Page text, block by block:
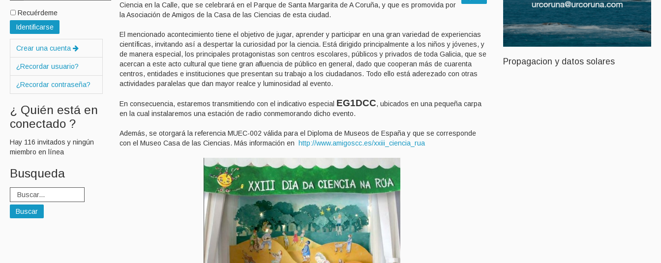
Recuérdeme
Identificarse
Crear una cuenta
¿Recordar usuario?
¿Recordar contraseña?
¿ Quién está en
conectado ?
Hay 116 invitados y ningún
miembro en línea
Busqueda
Buscar
Ciencia en la Calle, que se celebrará en el Parque de Santa Margarita de A Coruña, y que es promovida por
la Asociación de Amigos de la Casa de las Ciencias de esta ciudad.
El mencionado acontecimiento tiene el objetivo de jugar, aprender y participar en una gran variedad de experiencias
científicas, invitando así a despertar la curiosidad por la ciencia. Está dirigido principalmente a los niños y jóvenes, y
de manera especial, los principales protagonistas son centros escolares, públicos y privados de toda Galicia, que se
acercan a este acto cultural que tiene gran afluencia de público en general, dado que cooperan más de cuarenta
centros, entidades e instituciones que presentan su trabajo a los ciudadanos. Todo ello está aderezado con otras
actividades paralelas que dan mayor realce y luminosidad al evento.
En consecuencia, estaremos transmitiendo con el indicativo especial EG1DCC, ubicados en una pequeña carpa
en la cual instalaremos una estación de radio conmemorando dicho evento.
Además, se otorgará la referencia MUEC-002 válida para el Diploma de Museos de España y que se corresponde
con el Museo Casa de las Ciencias. Más información en
http://www.amigoscc.es/xxiii_ciencia_rua
Propagacion y datos solares